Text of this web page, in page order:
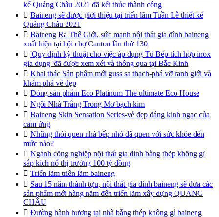
kế Quảng Châu 2021 đã kết thúc thành công
 Baineng sẽ được giới thiệu tại triển lãm Tuần Lễ thiết kế
Quảng Châu 2021
 Baineng Ra Thế Giới, sức mạnh nội thất gia đình baineng
xuất hiện tại hội chợ Canton lần thứ 130
 'Quy định kỹ thuật cho việc áp dụng Tủ Bếp tích hợp inox
gia dụng 'đã được xem xét và thông qua tại Bắc Kinh
 Khai thác Sản phẩm mới guss sa thạch-phá vỡ ranh giới và
khám phá vẻ đẹp
 Dòng sản phẩm Eco Platinum The ultimate Eco House
 Ngôi Nhà Trắng Trong Mơ bạch kim
 Baineng Skin Sensation Series-vẻ đẹp đáng kinh ngạc của
cảm ứng
 Những thói quen nhà bếp nhỏ đã quen với sức khỏe đến
mức nào?
 Ngành công nghiệp nội thất gia đình bằng thép không gỉ
sắp kích nổ thị trường 100 tỷ đồng
 Triển lãm triển lãm baineng
 Sau 15 năm thành tựu, nội thất gia đình baineng sẽ đưa các
sản phẩm mới hàng năm đến triển lãm xây dựng QUẢNG
CHÂU
 Đường hành hương tại nhà bằng thép không gỉ baineng